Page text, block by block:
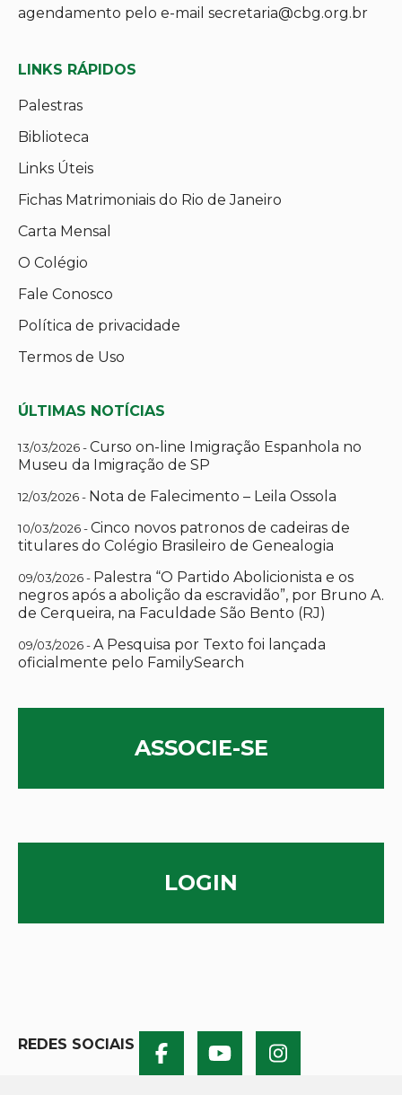
agendamento pelo e-mail secretaria@cbg.org.br
LINKS RÁPIDOS
Palestras
Biblioteca
Links Úteis
Fichas Matrimoniais do Rio de Janeiro
Carta Mensal
O Colégio
Fale Conosco
Política de privacidade
Termos de Uso
ÚLTIMAS NOTÍCIAS
13/03/2026 -Curso on-line Imigração Espanhola no
Museu da Imigração de SP
12/03/2026 - Nota de Falecimento – Leila Ossola
10/03/2026 -Cinco novos patronos de cadeiras de
titulares do Colégio Brasileiro de Genealogia
09/03/2026 - Palestra “O Partido Abolicionista e os
negros após a abolição da escravidão”, por Bruno A.
de Cerqueira, na Faculdade São Bento (RJ)
09/03/2026 -A Pesquisa por Texto foi lançada
oficialmente pelo FamilySearch
ASSOCIE-SE
LOGIN
REDES SOCIAIS